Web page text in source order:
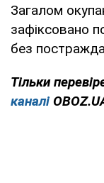
Загалом
зафіксовано
без
Тільки
каналі